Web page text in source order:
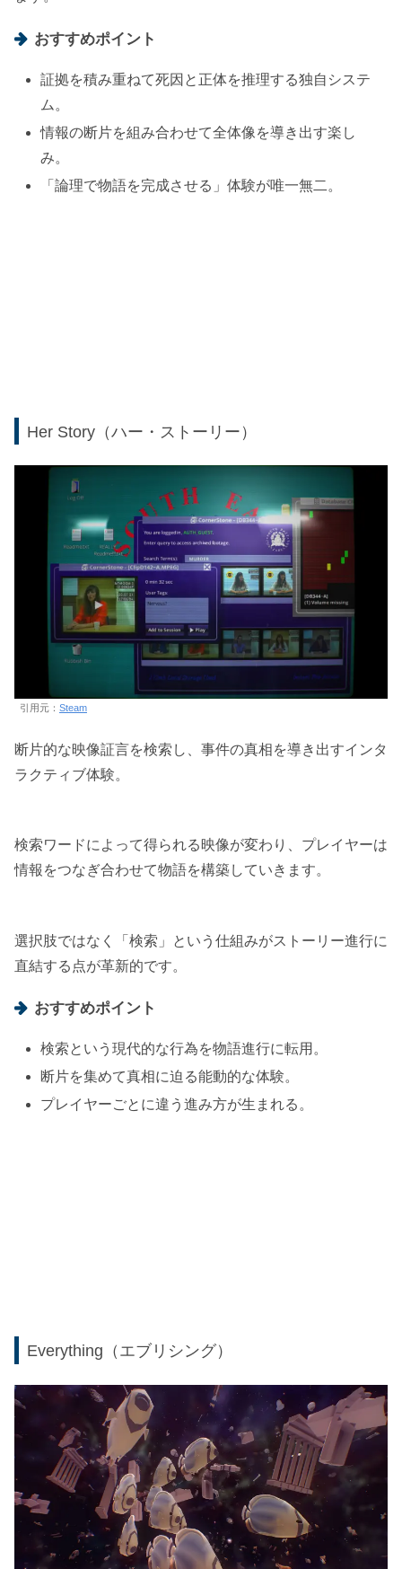
おすすめポイント
証拠を積み重ねて死因と正体を推理する独自システ
ム。
情報の断片を組み合わせて全体像を導き出す楽し
み。
「論理で物語を完成させる」体験が唯一無二。
Her Story（ハー・ストーリー）
引用元： Steam
断片的な映像証言を検索し、事件の真相を導き出すインタ
ラクティブ体験。
検索ワードによって得られる映像が変わり、プレイヤーは
情報をつなぎ合わせて物語を構築していきます。
選択肢ではなく「検索」という仕組みがストーリー進行に
直結する点が革新的です。
おすすめポイント
検索という現代的な行為を物語進行に転用。
断片を集めて真相に迫る能動的な体験。
プレイヤーごとに違う進み方が生まれる。
Everything（エブリシング）